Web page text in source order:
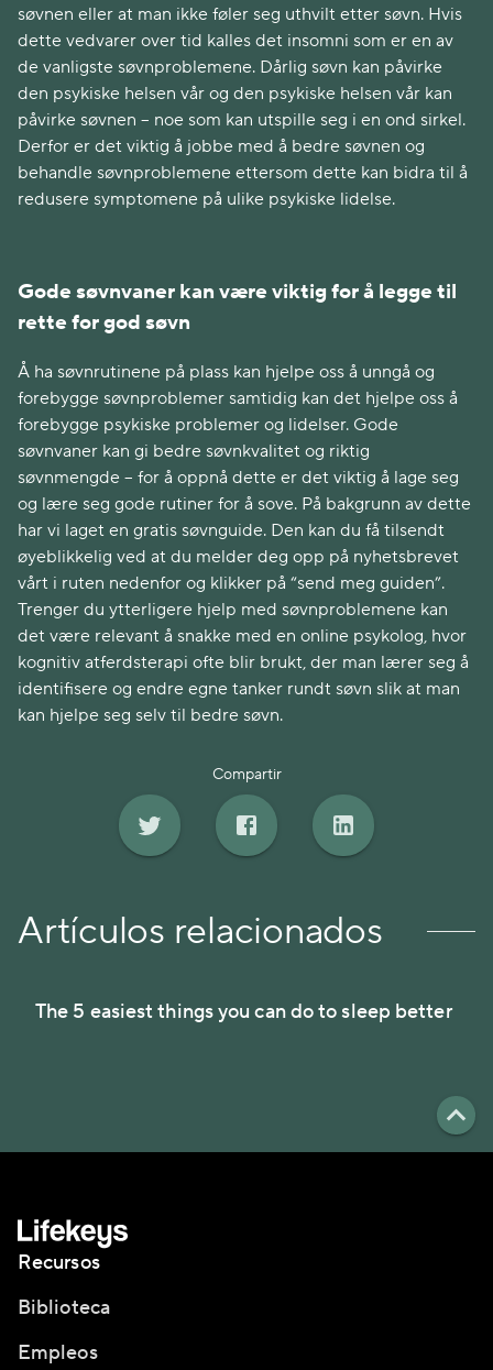
søvnen eller at man ikke føler seg uthvilt etter søvn. Hvis
dette vedvarer over tid kalles det insomni som er en av
de vanligste søvnproblemene. Dårlig søvn kan påvirke
den psykiske helsen vår og den psykiske helsen vår kan
påvirke søvnen – noe som kan utspille seg i en ond sirkel.
Derfor er det viktig å jobbe med å bedre søvnen og
behandle søvnproblemene ettersom dette kan bidra til å
redusere symptomene på ulike psykiske lidelse.
Gode søvnvaner kan være viktig for å legge til
rette for god søvn
Å ha søvnrutinene på plass kan hjelpe oss å unngå og
forebygge søvnproblemer samtidig kan det hjelpe oss å
forebygge psykiske problemer og lidelser. Gode
søvnvaner kan gi bedre søvnkvalitet og riktig
søvnmengde – for å oppnå dette er det viktig å lage seg
og lære seg gode rutiner for å sove. På bakgrunn av dette
har vi laget en gratis søvnguide. Den kan du få tilsendt
øyeblikkelig ved at du melder deg opp på nyhetsbrevet
vårt i ruten nedenfor og klikker på “send meg guiden”.
Trenger du ytterligere hjelp med søvnproblemene kan
det være relevant å snakke med en online psykolog, hvor
kognitiv atferdsterapi ofte blir brukt, der man lærer seg å
identifisere og endre egne tanker rundt søvn slik at man
kan hjelpe seg selv til bedre søvn.
Compartir
Artículos relacionados
The 5 easiest things you can do to sleep better
Recursos
Biblioteca
Empleos